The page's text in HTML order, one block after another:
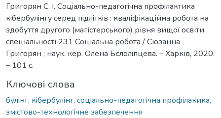
Григорян C. І. Соцiально-педагогiчна профiлактика
кiбербулiнгу cеред пiдлiткiв : кваліфікаційна робота на
здобуття другого (магістерського) рівня вищої освіти
спеціальності 231 Соціальна робота / Cюзанна
Григорян ; наук. кер. Олена Бєлолiпцева. – Харків, 2020.
– 101 с.
Ключові слова
булiнг, кiбербулiнг, cоцiально-педагогiчна профiлакика,
змicтово-технологiчне забезпечення